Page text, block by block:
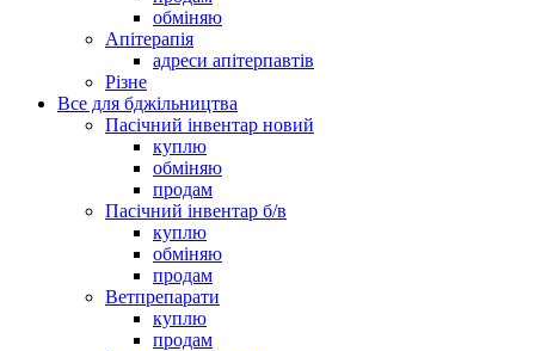
обміняю
Апітерапія
адреси апітерпавтів
Різне
Все для бджільництва
Пасічний інвентар новий
куплю
обміняю
продам
Пасічний інвентар б/в
куплю
обміняю
продам
Ветпрепарати
куплю
продам